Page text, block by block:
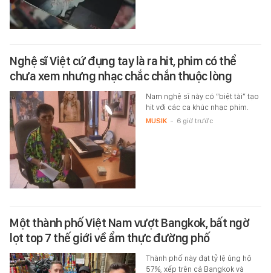
Nghệ sĩ Việt cứ đụng tay là ra hit, phim có thể
chưa xem nhưng nhạc chắc chắn thuộc lòng
Nam nghệ sĩ này có “biệt tài” tạo
hit với các ca khúc nhạc phim.
MUSIK - 6 giờ trước
Một thành phố Việt Nam vượt Bangkok, bất ngờ
lọt top 7 thế giới về ẩm thực đường phố
Thành phố này đạt tỷ lệ ủng hộ
57%, xếp trên cả Bangkok và